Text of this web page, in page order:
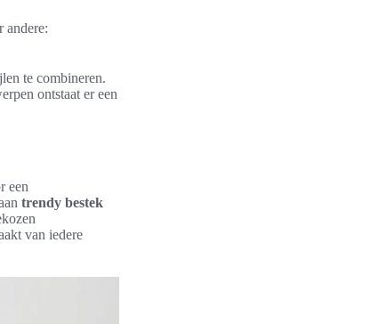
andere:
te combineren.
ontstaat er een
een
trendy bestek
van iedere